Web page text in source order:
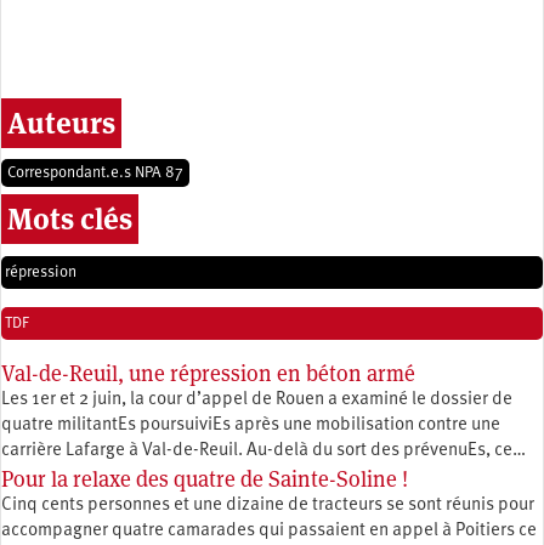
Auteurs
Correspondant.e.s NPA 87
Mots clés
répression
TDF
Val-de-Reuil, une répression en béton armé
Les 1er et 2 juin, la cour d’appel de Rouen a examiné le dossier de
quatre militantEs poursuiviEs après une mobilisation contre une
carrière Lafarge à Val-de-Reuil. Au-delà du sort des prévenuEs, ce…
Pour la relaxe des quatre de Sainte-Soline !
Cinq cents personnes et une dizaine de tracteurs se sont réunis pour
accompagner quatre camarades qui passaient en appel à Poitiers ce